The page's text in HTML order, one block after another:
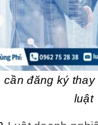
cần đăng ký
luật